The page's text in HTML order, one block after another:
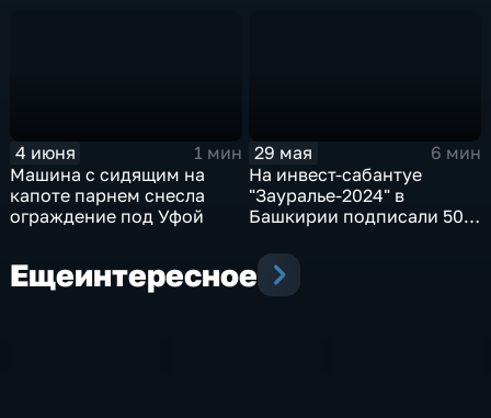
4 июня
1 мин
Машина с сидящим на
капоте парнем снесла
ограждение под Уфой
29 мая
6 мин
На инвест-сабантуе
"Зауралье-2024" в
Башкирии подписали 50
более 100 млрд рублей
Ещеинтересное